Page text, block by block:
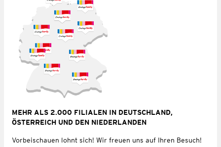
MEHR ALS 2.000 FILIALEN IN DEUTSCHLAND,
ÖSTERREICH UND DEN NIEDERLANDEN
Vorbeischauen lohnt sich! Wir freuen uns auf Ihren Besuch!